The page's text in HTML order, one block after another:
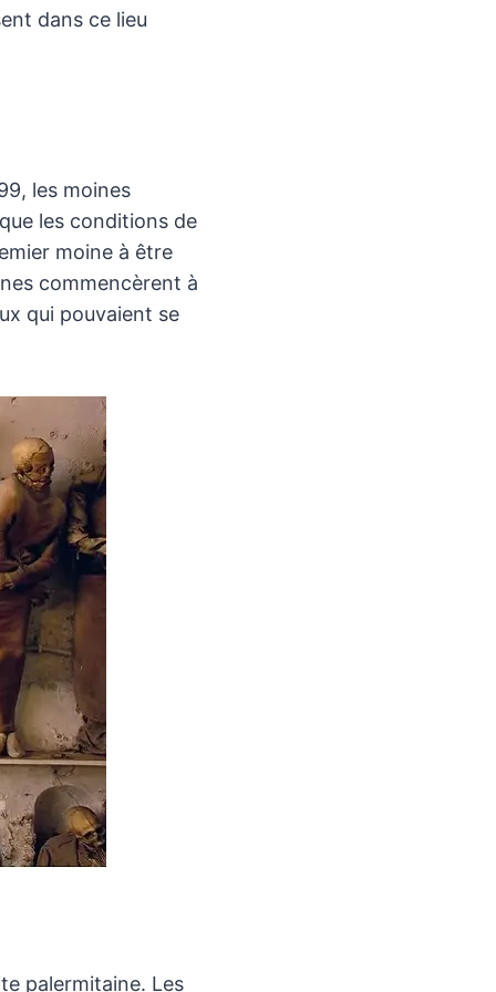
dans ce lieu
les moines
les conditions de
moine à être
commencèrent à
qui pouvaient se
palermitaine. Les